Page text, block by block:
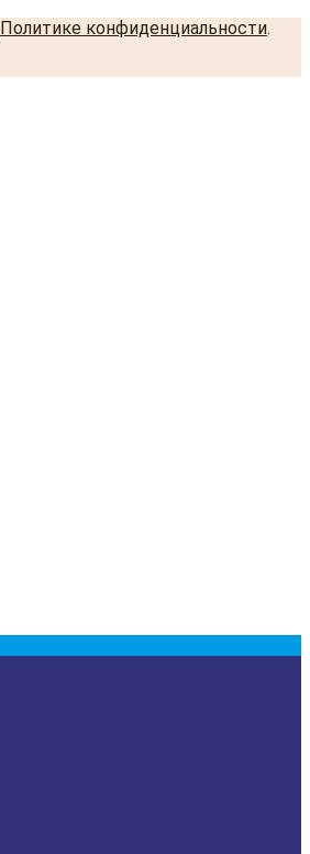
Политике конфиденциальности.